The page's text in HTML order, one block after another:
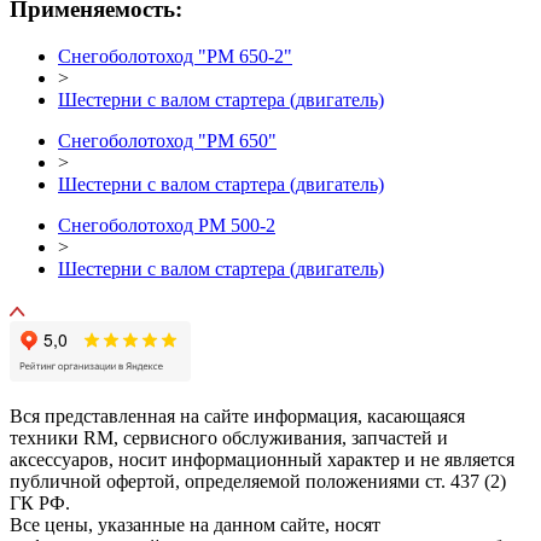
Применяемость:
Снегоболотоход "РМ 650-2"
>
Шестерни с валом стартера (двигатель)
Снегоболотоход "РМ 650"
>
Шестерни с валом стартера (двигатель)
Снегоболотоход РМ 500-2
>
Шестерни с валом стартера (двигатель)
Вся представленная на сайте информация, касающаяся
техники RM, сервисного обслуживания, запчастей и
аксессуаров, носит информационный характер и не является
публичной офертой, определяемой положениями ст. 437 (2)
ГК РФ.
Все цены, указанные на данном сайте, носят